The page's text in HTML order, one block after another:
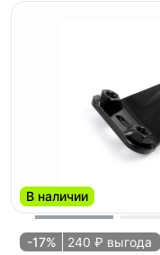
В наличии
-17% 240 ₽ выгода